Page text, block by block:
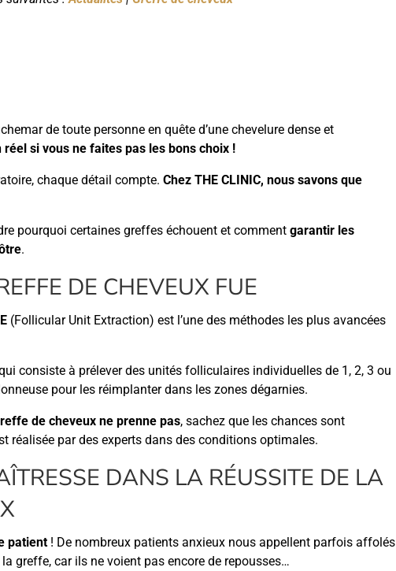
de toute personne en quête d’une chevelure dense et
réel si vous ne faites pas les bons choix !
chaque détail compte. Chez THE CLINIC, nous savons que
pourquoi certaines greffes échouent et comment garantir les
.
DE CHEVEUX FUE
(Follicular Unit Extraction) est l’une des méthodes les plus avancées
consiste à prélever des unités folliculaires individuelles de 1, 2, 3 ou
pour les réimplanter dans les zones dégarnies.
de cheveux ne prenne pas, sachez que les chances sont
réalisée par des experts dans des conditions optimales.
DANS LA RÉUSSITE DE LA
patient ! De nombreux patients anxieux nous appellent parfois affolés
greffe, car ils ne voient pas encore de repousses…